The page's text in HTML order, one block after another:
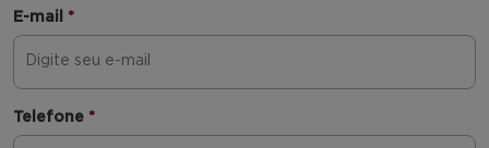
E-mail *
Telefone *